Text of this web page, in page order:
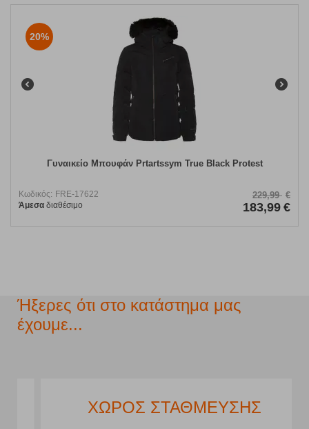
20%
Γυναικείο Μπουφάν Prtartssym True Black Protest
Κωδικός: FRE-17622
Άμεσα διαθέσιμο
229,99 €
183,99 €
Ήξερες ότι στο κατάστημα μας
έχουμε...
ΧΩΡΟΣ ΣΤΑΘΜΕΥΣΗΣ